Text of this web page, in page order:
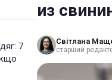
7
из
Світлана
старший